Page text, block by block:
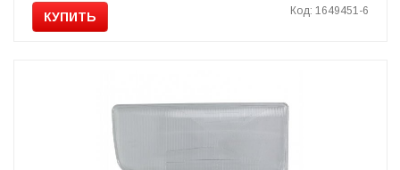
КУПИТЬ Код: 1649451-6